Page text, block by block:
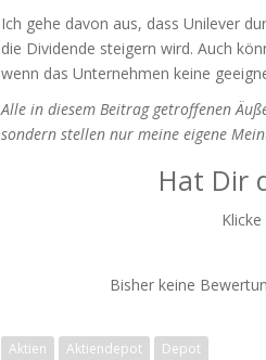
Ich gehe davon aus, dass Unilever
die Dividende steigern wird. Auch
wenn das Unternehmen keine
Alle in diesem Beitrag getroffenen
sondern stellen nur meine eigene
Hat Dir
Bisher keine
Aktien Aktiendepot Depot